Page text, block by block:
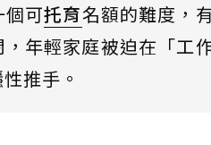
個可托育名額的難度，
年輕家庭被迫在「工
推手。